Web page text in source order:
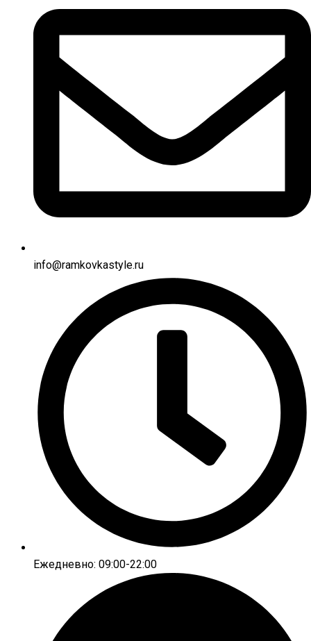
info@ramkovkastyle.ru
Ежедневно: 09:00-22:00